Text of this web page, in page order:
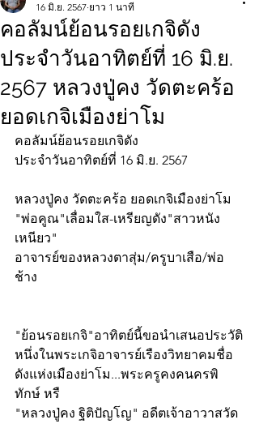
คอลัมน์ย้อนรอยเกจิดัง
ประจำวันอาทิตย์ที่ 16 มิ.ย.
2567 หลวงปู่คง วัดตะคร้อ
ยอดเกจิเมืองย่าโม
16 มิ.ย. 2567 ยาว 1 นาที
คอลัมน์ย้อนรอยเกจิดัง
ประจำวันอาทิตย์ที่ 16 มิ.ย. 2567
หลวงปู่คง วัดตะคร้อ ยอดเกจิเมืองย่าโม
"พ่อคูณ"เลื่อมใส-เหรียญดัง"สาวหนัง
เหนียว"
อาจารย์ของหลวงตาสุ่ม/ครูบาเสือ/พ่อ
ช้าง
"ย้อนรอยเกจิ"อาทิตย์นี้ขอนำเสนอประวัติ
หนึ่งในพระเกจิอาจารย์เรืองวิทยาคมชื่อ
ดังแห่งเมืองย่าโม...พระครูคงคนครพิ
ทักษ์ หรื
"หลวงปู่คง ฐิติปัญโญ" อดีตเจ้าอาวาสวัด